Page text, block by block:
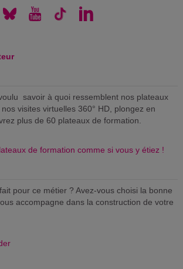
savoir à quoi ressemblent nos plateaux
visites virtuelles 360° HD, plongez en
plus de 60 plateaux de formation.
de formation comme si vous y étiez !
pour ce métier ? Avez-vous choisi la bonne
accompagne dans la construction de votre